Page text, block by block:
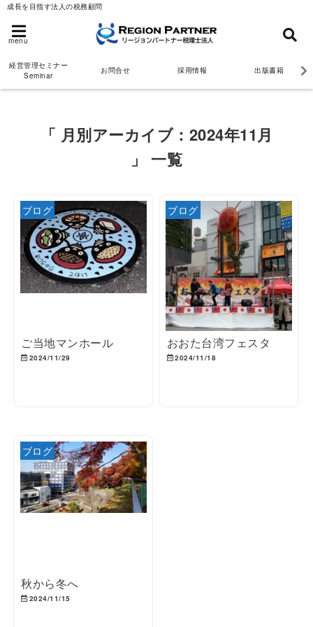
成長を目指す法人の税務顧問
menu
経営管理セミナー
Seminar
お問合せ 採用情報 出版書籍
「 月別アーカイブ：2024年11月
」 一覧
ブログ
ご当地マンホール
2024/11/29
ブログ
おおた台湾フェスタ
2024/11/18
ブログ
秋から冬へ
2024/11/15